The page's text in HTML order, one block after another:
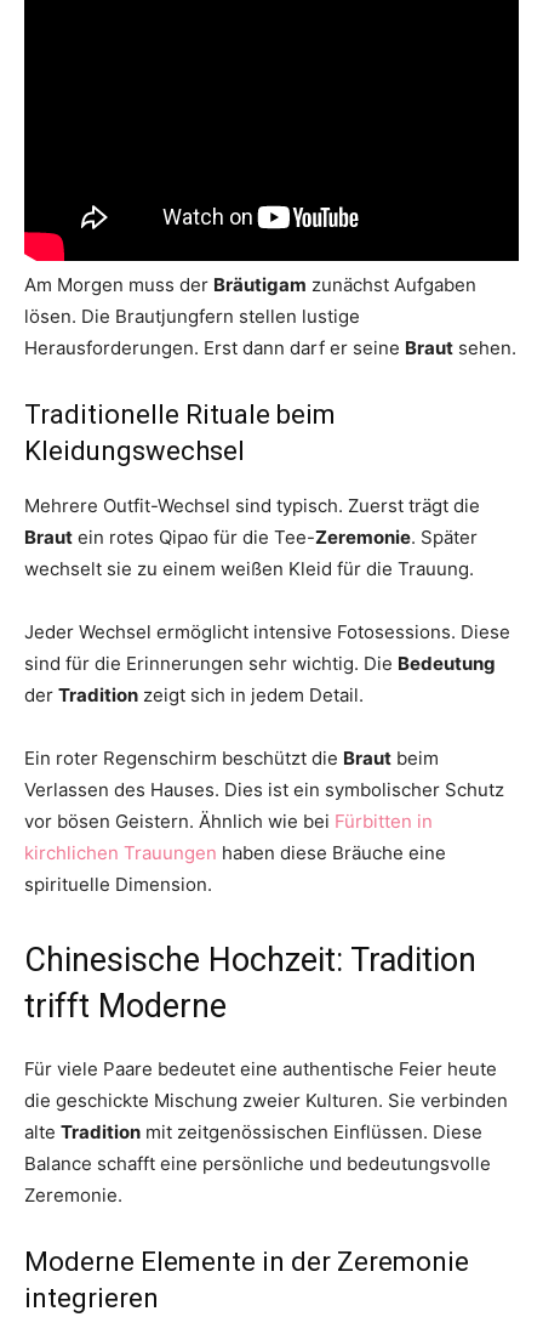
Am Morgen muss der Bräutigam zunächst Aufgaben
lösen. Die Brautjungfern stellen lustige
Herausforderungen. Erst dann darf er seine Braut sehen.
Traditionelle Rituale beim
Kleidungswechsel
Mehrere Outfit-Wechsel sind typisch. Zuerst trägt die
Braut ein rotes Qipao für die Tee-Zeremonie. Später
wechselt sie zu einem weißen Kleid für die Trauung.
Jeder Wechsel ermöglicht intensive Fotosessions. Diese
sind für die Erinnerungen sehr wichtig. Die Bedeutung
der Tradition zeigt sich in jedem Detail.
Ein roter Regenschirm beschützt die Braut beim
Verlassen des Hauses. Dies ist ein symbolischer Schutz
vor bösen Geistern. Ähnlich wie bei Fürbitten in
kirchlichen Trauungen haben diese Bräuche eine
spirituelle Dimension.
Chinesische Hochzeit: Tradition
trifft Moderne
Für viele Paare bedeutet eine authentische Feier heute
die geschickte Mischung zweier Kulturen. Sie verbinden
alte Tradition mit zeitgenössischen Einflüssen. Diese
Balance schafft eine persönliche und bedeutungsvolle
Zeremonie.
Moderne Elemente in der Zeremonie
integrieren